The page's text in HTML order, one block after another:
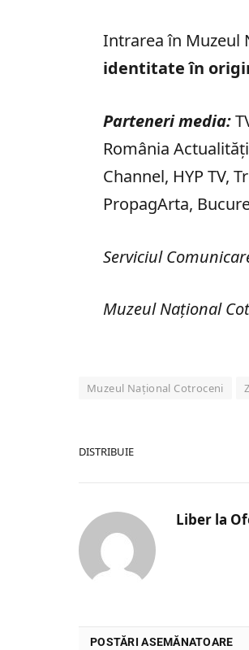
Intrarea în Muzeul
identitate în
Parteneri media:
România
Channel, HYP TV,
PropagArta,
Serviciul
Muzeul Național
Muzeul Național Cotroceni
DISTRIBUIE
Liber la
POSTĂRI ASEMĂNATOARE